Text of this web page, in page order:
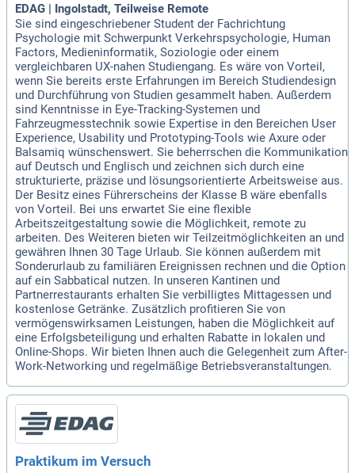
EDAG | Ingolstadt, Teilweise Remote
Sie sind eingeschriebener Student der Fachrichtung
Psychologie mit Schwerpunkt Verkehrspsychologie, Human
Factors, Medieninformatik, Soziologie oder einem
vergleichbaren UX-nahen Studiengang. Es wäre von Vorteil,
wenn Sie bereits erste Erfahrungen im Bereich Studiendesign
und Durchführung von Studien gesammelt haben. Außerdem
sind Kenntnisse in Eye-Tracking-Systemen und
Fahrzeugmesstechnik sowie Expertise in den Bereichen User
Experience, Usability und Prototyping-Tools wie Axure oder
Balsamiq wünschenswert. Sie beherrschen die Kommunikation
auf Deutsch und Englisch und zeichnen sich durch eine
strukturierte, präzise und lösungsorientierte Arbeitsweise aus.
Der Besitz eines Führerscheins der Klasse B wäre ebenfalls
von Vorteil. Bei uns erwartet Sie eine flexible
Arbeitszeitgestaltung sowie die Möglichkeit, remote zu
arbeiten. Des Weiteren bieten wir Teilzeitmöglichkeiten an und
gewähren Ihnen 30 Tage Urlaub. Sie können außerdem mit
Sonderurlaub zu familiären Ereignissen rechnen und die Option
auf ein Sabbatical nutzen. In unseren Kantinen und
Partnerrestaurants erhalten Sie verbilligtes Mittagessen und
kostenlose Getränke. Zusätzlich profitieren Sie von
vermögenswirksamen Leistungen, haben die Möglichkeit auf
eine Erfolgsbeteiligung und erhalten Rabatte in lokalen und
Online-Shops. Wir bieten Ihnen auch die Gelegenheit zum After-
Work-Networking und regelmäßige Betriebsveranstaltungen.
Praktikum im Versuch